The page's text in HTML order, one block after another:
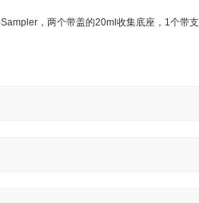
，两个带盖的20ml收集底座，1个带支